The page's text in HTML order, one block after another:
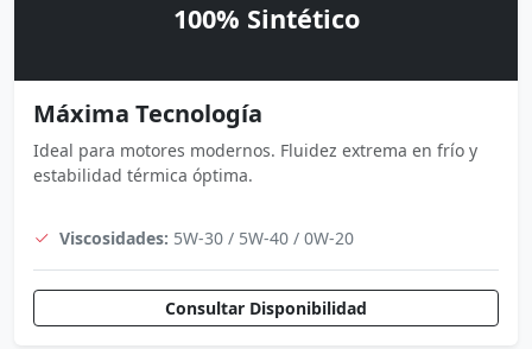
100% Sintético
Máxima Tecnología
Ideal para motores modernos. Fluidez extrema en frío y
estabilidad térmica óptima.
Viscosidades: 5W-30 / 5W-40 / 0W-20
Consultar Disponibilidad